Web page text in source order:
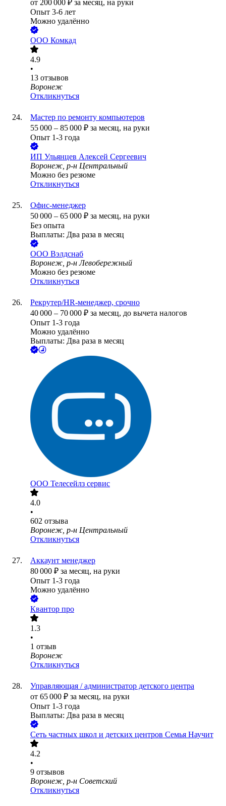
от 200 000 ₽ за месяц, на руки
Опыт 3-6 лет
Можно удалённо
ООО Комкад
4.9
•
13 отзывов
Воронеж
Откликнуться
Мастер по ремонту компьютеров
55 000 – 85 000 ₽ за месяц, на руки
Опыт 1-3 года
ИП Ульянцев Алексей Сергеевич
Воронеж, р-н Центральный
Можно без резюме
Откликнуться
Офис-менеджер
50 000 – 65 000 ₽ за месяц, на руки
Без опыта
Выплаты: Два раза в месяц
ООО Вэлдснаб
Воронеж, р-н Левобережный
Можно без резюме
Откликнуться
Рекрутер/HR-менеджер, срочно
40 000 – 70 000 ₽ за месяц, до вычета налогов
Опыт 1-3 года
Можно удалённо
Выплаты: Два раза в месяц
ООО Телесейлз сервис
4.0
•
602 отзыва
Воронеж, р-н Центральный
Откликнуться
Аккаунт менеджер
80 000 ₽ за месяц, на руки
Опыт 1-3 года
Можно удалённо
Квантор про
1.3
•
1 отзыв
Воронеж
Откликнуться
Управляющая / администратор детского центра
от 65 000 ₽ за месяц, на руки
Опыт 1-3 года
Выплаты: Два раза в месяц
Сеть частных школ и детских центров Семья Научит
4.2
•
9 отзывов
Воронеж, р-н Советский
Откликнуться